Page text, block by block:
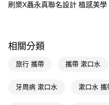
Google Pay
【關於「AFTEE先享後付」】
便利好安心！
２．便利：只要手機號碼，簡訊認
刷樂X聶永真聯名設計 植感美學
相關分類
旅行 攜帶 攜帶 漱口水
牙周病 漱口水 漱口水 攜